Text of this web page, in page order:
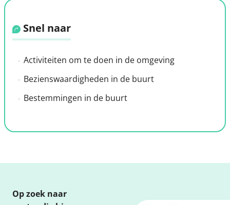
Snel naar
Activiteiten om te doen in de omgeving
Bezienswaardigheden in de buurt
Bestemmingen in de buurt
Op zoek naar